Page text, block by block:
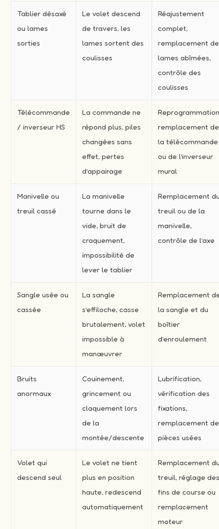
Tablier désaxé
ou lames
sorties
Le volet descend
de travers, les
lames sortent des
coulisses
Réajustement
complet,
remplacement de
lames abîmées,
contrôle des
coulisses
Télécommande
/ inverseur HS
La commande ne
répond plus, piles
changées sans
effet, pertes
d’appairage
remplacement de
la télécommande
ou de l’inverseur
mural
Manivelle ou
treuil cassé
La manivelle
tourne dans le
vide, bruit de
craquement,
impossibilité de
lever le tablier
Remplacement
treuil ou de la
manivelle,
contrôle de l’axe
Sangle usée ou
cassée
La sangle
s’effiloche, casse
brutalement, volet
impossible à
manœuvrer
Remplacement
la sangle et du
boîtier
d’enroulement
Bruits
anormaux
Couinement,
grincement ou
claquement lors
de la
montée/descente
Lubrification,
vérification des
fixations,
remplacement de
pièces usées
Volet qui
descend seul
Le volet ne tient
plus en position
haute, redescend
automatiquement
Remplacement
treuil, réglage
fins de course ou
remplacement
moteur